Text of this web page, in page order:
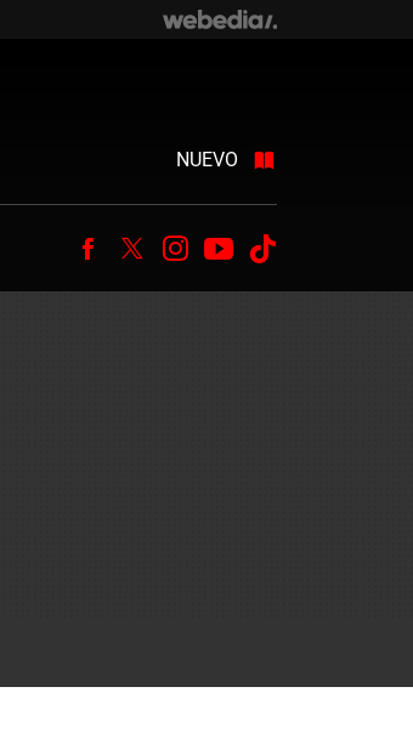
NUEVO
Facebook
TwitterInstagram
Youtube